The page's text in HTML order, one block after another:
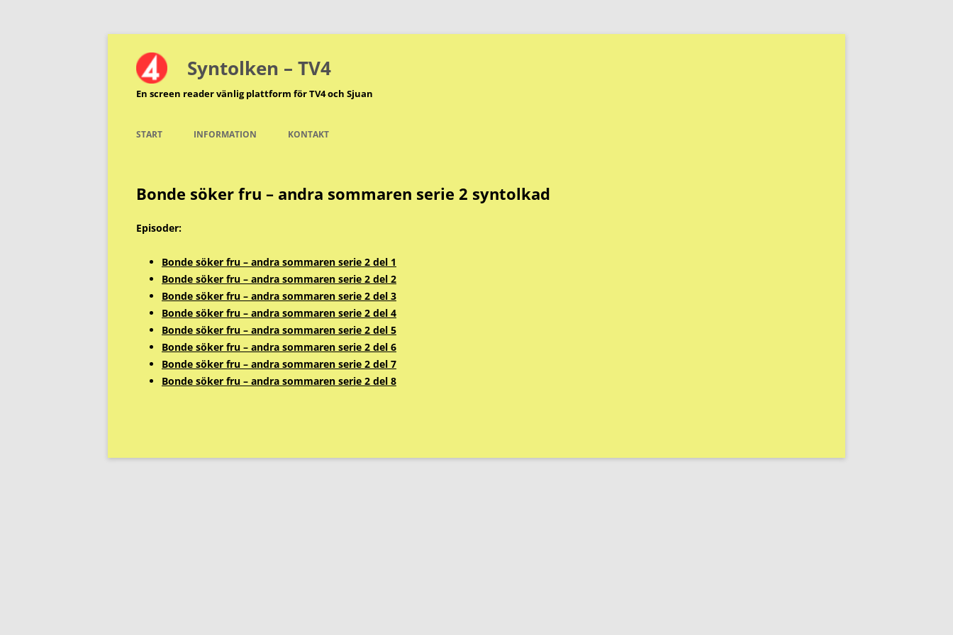
Hoppa
innehåll Syntolken – TV4
En screen reader vänlig plattform för TV4 och Sjuan
START INFORMATION KONTAKT
Bonde söker fru – andra sommaren serie 2 syntolkad
Episoder:
Bonde söker fru – andra sommaren serie 2 del 1
Bonde söker fru – andra sommaren serie 2 del 2
Bonde söker fru – andra sommaren serie 2 del 3
Bonde söker fru – andra sommaren serie 2 del 4
Bonde söker fru – andra sommaren serie 2 del 5
Bonde söker fru – andra sommaren serie 2 del 6
Bonde söker fru – andra sommaren serie 2 del 7
Bonde söker fru – andra sommaren serie 2 del 8